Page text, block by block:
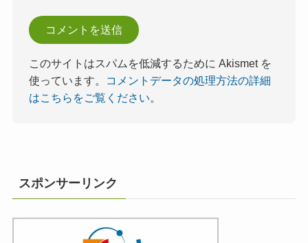
このサイトはスパムを低減するために Akismet を
使っています。
コメントデータの処理方法の詳細
はこちらをご覧ください。
スポンサーリンク